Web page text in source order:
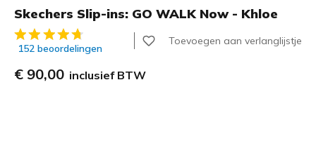
Skechers Slip-ins: GO WALK Now - Khloe
3,7 van de 5 klantbeoordelingen
152 beoordelingen
Toevoegen aan verlanglijstje
€ 90,00 inclusief BTW